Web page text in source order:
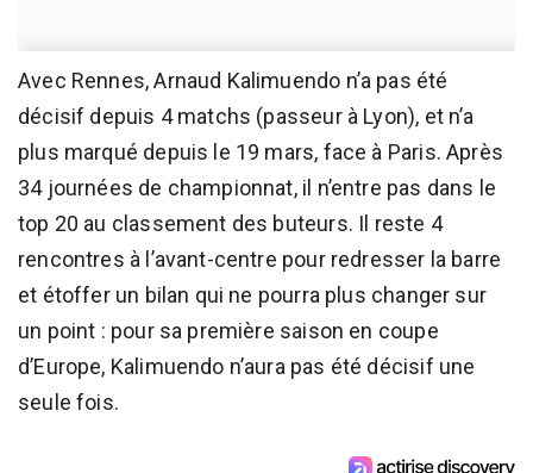
Avec Rennes, Arnaud Kalimuendo n’a pas été
décisif depuis 4 matchs (passeur à Lyon), et n’a
plus marqué depuis le 19 mars, face à Paris. Après
34 journées de championnat, il n’entre pas dans le
top 20 au classement des buteurs. Il reste 4
rencontres à l’avant-centre pour redresser la barre
et étoffer un bilan qui ne pourra plus changer sur
un point : pour sa première saison en coupe
d’Europe, Kalimuendo n’aura pas été décisif une
seule fois.